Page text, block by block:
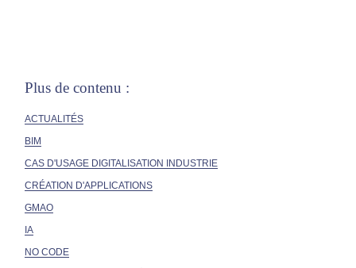
Plus de contenu :
ACTUALITÉS
BIM
CAS D'USAGE DIGITALISATION INDUSTRIE
CRÉATION D'APPLICATIONS
GMAO
IA
NO CODE